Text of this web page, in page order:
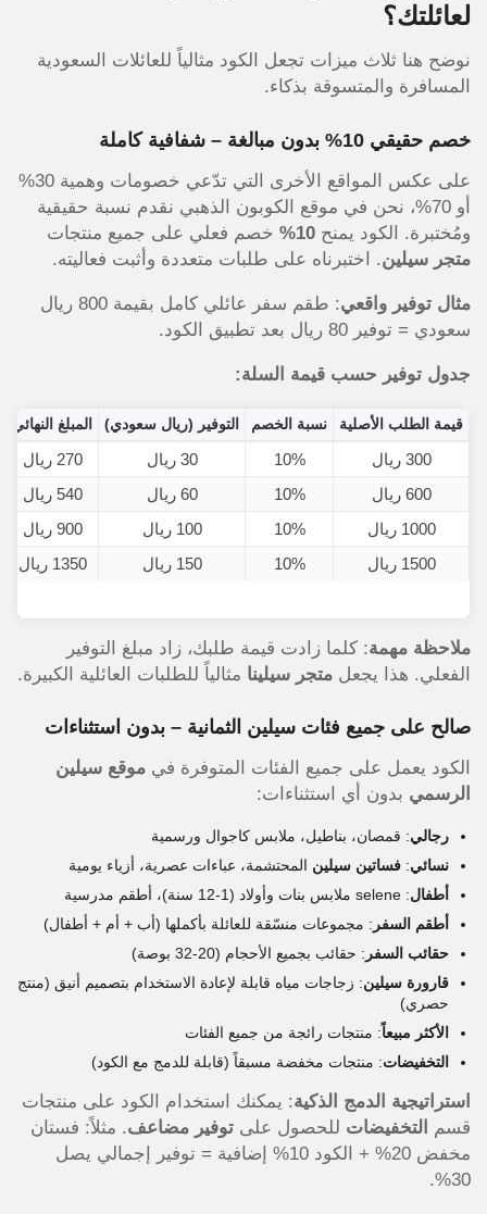
لعائلتك؟
نوضح هنا ثلاث ميزات تجعل الكود مثالياً للعائلات السعودية
المسافرة والمتسوقة بذكاء.
خصم حقيقي 10% بدون مبالغة – شفافية كاملة
على عكس المواقع الأخرى التي تدّعي خصومات وهمية 30%
أو 70%، نحن في موقع الكوبون الذهبي نقدم نسبة حقيقية
ومُختبرة. الكود يمنح 10%
خصم فعلي على جميع منتجات
متجر سيلين. اختبرناه على طلبات متعددة وأثبت فعاليته.
مثال توفير واقعي
: طقم سفر عائلي كامل بقيمة 800 ريال
سعودي = توفير 80 ريال بعد تطبيق الكود.
جدول توفير حسب قيمة السلة:
قيمة الطلب الأصلية نسبة الخصم التوفير (ريال سعودي) المبلغ النهائي
300 ريال 10% 30 ريال
270 ريال
600 ريال
10% 60 ريال
540 ريال
1000 ريال
10% 100 ريال
900 ريال
1500 ريال
10% 150 ريال 1350 ريال
ملاحظة مهمة: كلما زادت قيمة طلبك، زاد مبلغ التوفير
الفعلي. هذا يجعل متجر سيلينا مثالياً للطلبات العائلية الكبيرة.
صالح على جميع فئات سيلين الثمانية – بدون استثناءات
الكود يعمل على جميع الفئات المتوفرة في موقع سيلين
الرسمي بدون أي استثناءات:
رجالي: قمصان، بناطيل، ملابس كاجوال ورسمية
نسائي: فساتين سيلين المحتشمة، عباءات عصرية، أزياء يومية
أطفال: selene ملابس بنات وأولاد (1-12 سنة)، أطقم مدرسية
أطقم السفر : مجموعات منسّقة للعائلة بأكملها (أب + أم + أطفال)
حقائب السفر : حقائب بجميع الأحجام (20-32 بوصة)
قارورة سيلين: زجاجات مياه قابلة لإعادة الاستخدام بتصميم أنيق (منتج
حصري)
الأكثر مبيعاً: منتجات رائجة من جميع الفئات
التخفيضات: منتجات مخفضة مسبقاً (قابلة للدمج مع الكود)
استراتيجية الدمج الذكية: يمكنك استخدام الكود على منتجات
قسم التخفيضات للحصول على توفير مضاعف. مثلاً: فستان
مخفض 20% + الكود 10% إضافية = توفير إجمالي يصل
30%.